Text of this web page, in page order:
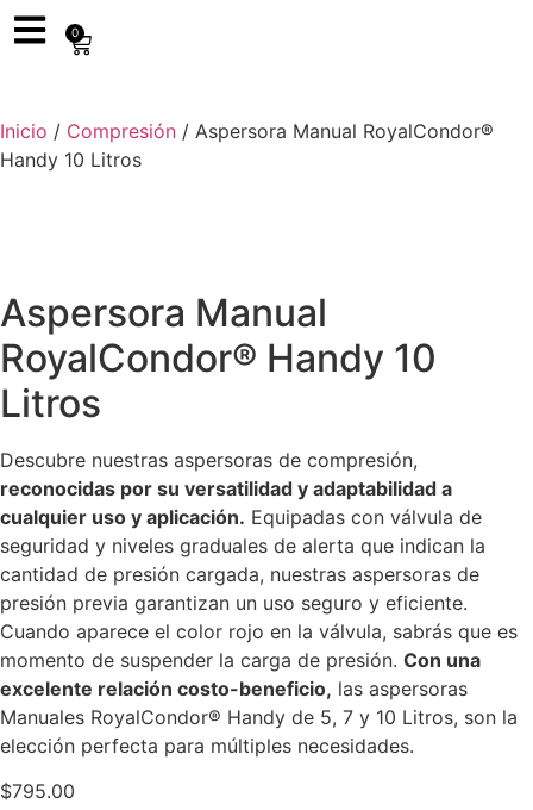
0
Inicio / Compresión / Aspersora Manual RoyalCondor®
Handy 10 Litros
Aspersora Manual
RoyalCondor® Handy 10
Litros
Descubre nuestras aspersoras de compresión,
reconocidas por su versatilidad y adaptabilidad a
cualquier uso y aplicación. Equipadas con válvula de
seguridad y niveles graduales de alerta que indican la
cantidad de presión cargada, nuestras aspersoras de
presión previa garantizan un uso seguro y eficiente.
Cuando aparece el color rojo en la válvula, sabrás que es
momento de suspender la carga de presión. Con una
excelente relación costo-beneficio, las aspersoras
Manuales RoyalCondor® Handy de 5, 7 y 10 Litros, son la
elección perfecta para múltiples necesidades.
$795.00